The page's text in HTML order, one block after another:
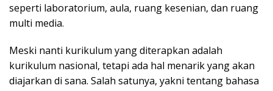
seperti laboratorium, aula, ruang kesenian, dan ruang
multi media.
Meski nanti kurikulum yang diterapkan adalah
kurikulum nasional, tetapi ada hal menarik yang akan
diajarkan di sana. Salah satunya, yakni tentang bahasa